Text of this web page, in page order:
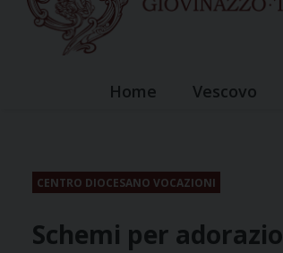
Home Vescovo
CENTRO DIOCESANO VOCAZIONI
Schemi per